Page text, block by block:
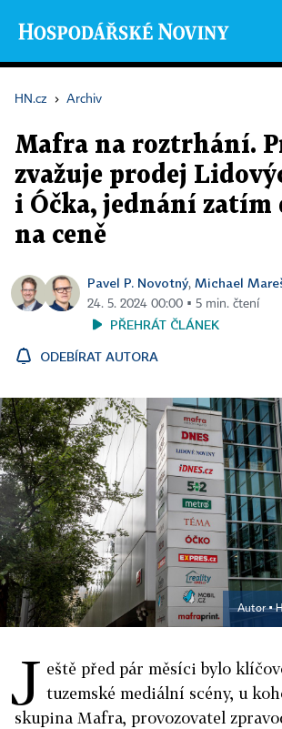
HN.cz › Archiv
Mafra na roztrhání.
zvažuje prodej
i Óčka, jednání
na ceně
Pavel P. Novotný, Michael
24. 5. 2024 00:00 ▪ 5 min. čtení
PŘEHRÁT ČLÁNEK
ODEBÍRAT AUTORA
Autor ▪
J eště před pár měsíci bylo
tuzemské mediální scény, u
skupina Mafra, provozovatel